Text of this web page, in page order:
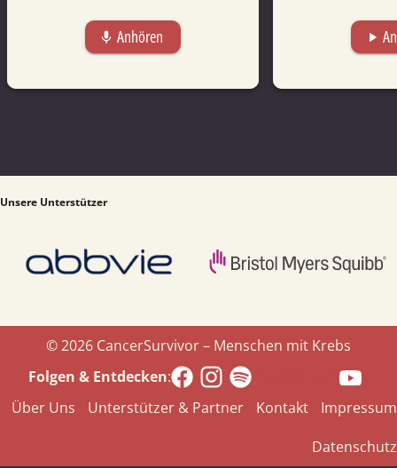
mic Anhören play_arrow
Unsere Unterstützer
© 2026 CancerSurvivor – Menschen mit Krebs
Folgen & Entdecken:
Über Uns
Unterstützer & Partner Kontakt
Impressum
Datenschutz